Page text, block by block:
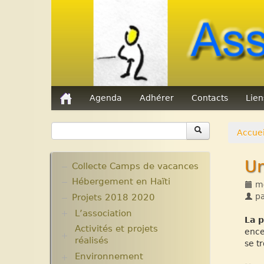
Agenda Adhérer Contacts
Accueil
La
se
Collecte Camps de vacances
Hébergement en Haïti
Projets 2018 2020
L’association
Assemblées Générales
Nos partenaires.
Activités et projets
réalisés
Ecole Massawist. Verrettes.
Environnement